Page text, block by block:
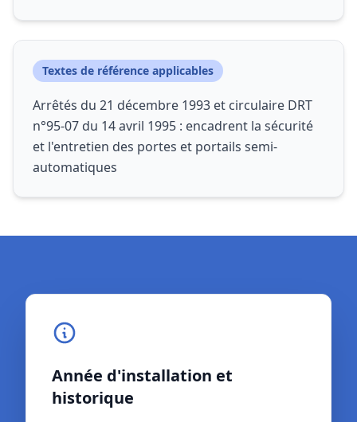
Textes de référence applicables
Arrêtés du 21 décembre 1993 et circulaire DRT
n°95-07 du 14 avril 1995 : encadrent la sécurité
et l'entretien des portes et portails semi-
automatiques
Année d'installation et
historique
Référentiel normatif et
garanties